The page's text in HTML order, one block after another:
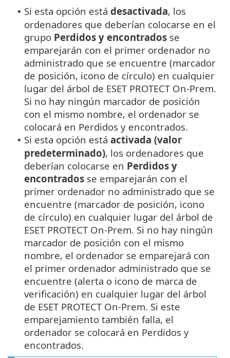
• Si esta opción está desactivada, los
ordenadores que deberían colocarse en el
grupo Perdidos y encontrados se
emparejarán con el primer ordenador no
administrado que se encuentre (marcador
de posición, icono de círculo) en cualquier
lugar del árbol de ESET PROTECT On-Prem.
Si no hay ningún marcador de posición
con el mismo nombre, el ordenador se
colocará en Perdidos y encontrados.
• Si esta opción está activada (valor
predeterminado), los ordenadores que
deberían colocarse en Perdidos y
encontrados se emparejarán con el
primer ordenador no administrado que se
encuentre (marcador de posición, icono
de círculo) en cualquier lugar del árbol de
ESET PROTECT On-Prem. Si no hay ningún
marcador de posición con el mismo
nombre, el ordenador se emparejará con
el primer ordenador administrado que se
encuentre (alerta o icono de marca de
verificación) en cualquier lugar del árbol
de ESET PROTECT On-Prem. Si este
emparejamiento también falla, el
ordenador se colocará en Perdidos y
encontrados.